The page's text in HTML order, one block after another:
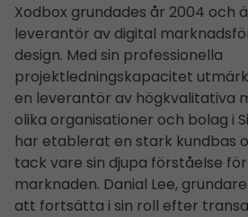
Xodbox grundades år 2004 och
leverantör av digital
design. Med sin professionella
projektledningskapacitet
en leverantör av högkvalitativa
olika organisationer och bolag i
har etablerat en stark kundbas
tack vare sin djupa förståelse
marknaden. Danial Lee,
att fortsätta i sin roll efter